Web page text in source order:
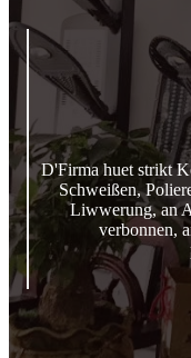
D'Firma huet strikt
Schweißen,
Liwwerung, an
verbonnen,